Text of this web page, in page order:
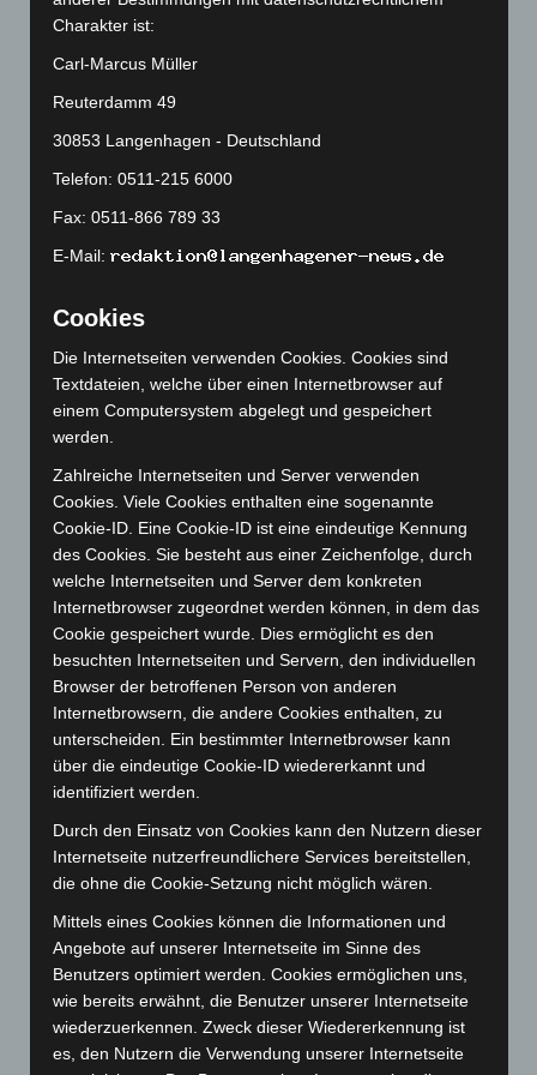
Mai 2025(112)
April 2025(88)
März 2025(111)
Februar 2025(96)
Januar 2025(88)
Dezember 2024 (89)
November 2024 (94)
September 2024
August 2024(107)
Juli 2024(89)
Juni 2024
(107)
April 2024 (102)
März 2024(103)
Februar 2024
Januar 2024(111)
Dezember 2023(130)
November 2023
(130)
Oktober 2023(114)
September 2023 (133)
August 2023 (134)
Juli 2023
(118)
Juni 2023(142)
Mai 2023(139)
April 2023(155)
März 2023
(174)
Februar 2023(154)
Januar 2023(140)
Charakter ist:
Carl-Marcus Müller
Reuterdamm 49
30853 Langenhagen - Deutschland
Telefon: 0511-215 6000
Fax: 0511-866 789 33
E-Mail:
Cookies
Die Internetseiten verwenden Cookies. Cookies sind
Textdateien, welche über einen Internetbrowser auf
einem Computersystem abgelegt und gespeichert
werden.
Zahlreiche Internetseiten und Server verwenden
Cookies. Viele Cookies enthalten eine sogenannte
Cookie-ID. Eine Cookie-ID ist eine eindeutige Kennung
des Cookies. Sie besteht aus einer Zeichenfolge, durch
welche Internetseiten und Server dem konkreten
Internetbrowser zugeordnet werden können, in dem das
Cookie gespeichert wurde. Dies ermöglicht es den
besuchten Internetseiten und Servern, den individuellen
Browser der betroffenen Person von anderen
Internetbrowsern, die andere Cookies enthalten, zu
unterscheiden. Ein bestimmter Internetbrowser kann
über die eindeutige Cookie-ID wiedererkannt und
identifiziert werden.
Durch den Einsatz von Cookies kann den Nutzern dieser
Internetseite nutzerfreundlichere Services bereitstellen,
die ohne die Cookie-Setzung nicht möglich wären.
Mittels eines Cookies können die Informationen und
Angebote auf unserer Internetseite im Sinne des
Benutzers optimiert werden. Cookies ermöglichen uns,
wie bereits erwähnt, die Benutzer unserer Internetseite
wiederzuerkennen. Zweck dieser Wiedererkennung ist
es, den Nutzern die Verwendung unserer Internetseite